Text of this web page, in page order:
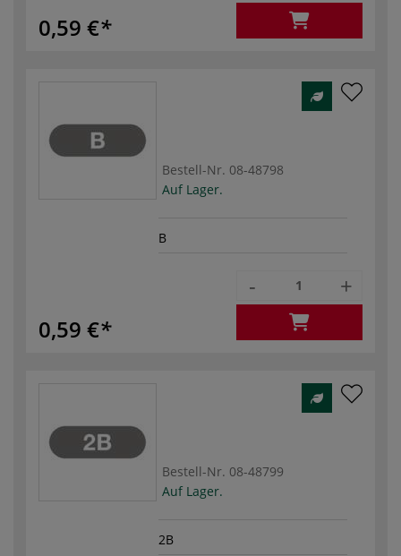
0,59 €
Bestell-Nr. 08-48798
Auf Lager.
B
0,59 €
- +
Bestell-Nr. 08-48799
Auf Lager.
2B